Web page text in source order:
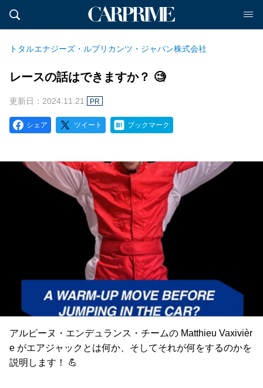
トタルエナジーズ・ルブリカンツ・ジャパン株式会社
レースの話はできますか？ 🧐
更新日：2024.11.21 PR
シェア ツイート ブックマーク
アルピーヌ・エンデュランス・チームの Matthieu Vaxivièr
e がエアジャックとは何か、そしてそれが何をするのかを
説明します！ 💪